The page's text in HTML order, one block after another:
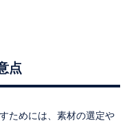
点
ためには、素材の選定や